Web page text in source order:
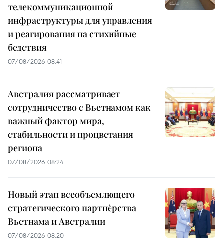
телекоммуникационной
инфраструктуры для управления
и реагирования на стихийные
бедствия
07/08/2026 08:41
Австралия рассматривает
сотрудничество с Вьетнамом как
важный фактор мира,
стабильности и процветания
региона
07/08/2026 08:24
Новый этап всеобъемлющего
стратегического партнёрства
Вьетнама и Австралии
07/08/2026 08:20